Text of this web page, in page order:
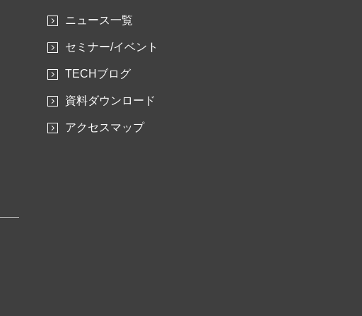
ニュース一覧
セミナー/イベント
TECHブログ
資料ダウンロード
アクセスマップ